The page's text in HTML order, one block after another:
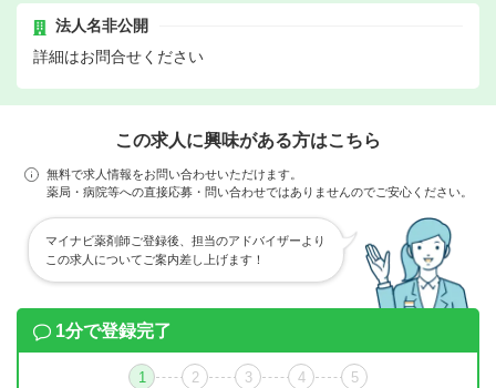
法人名非公開
詳細はお問合せください
この求人に興味がある方はこちら
無料で求人情報をお問い合わせいただけます。
薬局・病院等への直接応募・問い合わせではありませんのでご安心ください。
マイナビ薬剤師ご登録後、担当のアドバイザーより
この求人についてご案内差し上げます！
1分で登録完了
1 2 3 4 5